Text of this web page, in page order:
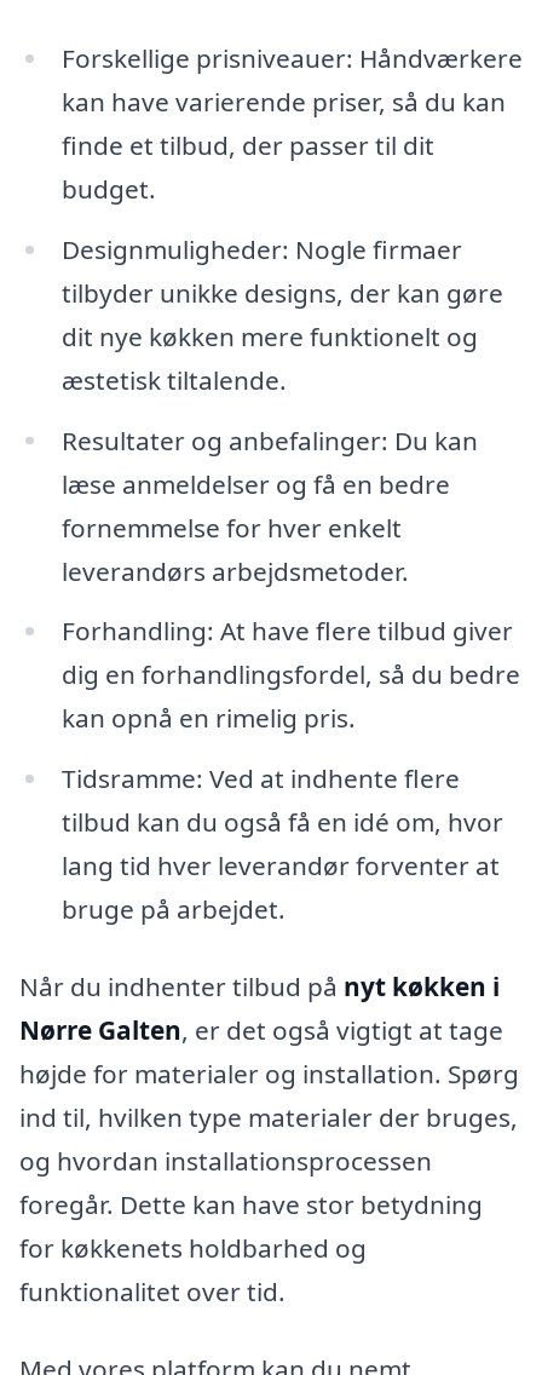
Forskellige prisniveauer: Håndværkere
kan have varierende priser, så du kan
finde et tilbud, der passer til dit
budget.
Designmuligheder: Nogle firmaer
tilbyder unikke designs, der kan gøre
dit nye køkken mere funktionelt og
æstetisk tiltalende.
Resultater og anbefalinger: Du kan
læse anmeldelser og få en bedre
fornemmelse for hver enkelt
leverandørs arbejdsmetoder.
Forhandling: At have flere tilbud giver
dig en forhandlingsfordel, så du bedre
kan opnå en rimelig pris.
Tidsramme: Ved at indhente flere
tilbud kan du også få en idé om, hvor
lang tid hver leverandør forventer at
bruge på arbejdet.
Når du indhenter tilbud på nyt køkken i
Nørre Galten, er det også vigtigt at tage
højde for materialer og installation. Spørg
ind til, hvilken type materialer der bruges,
og hvordan installationsprocessen
foregår. Dette kan have stor betydning
for køkkenets holdbarhed og
funktionalitet over tid.